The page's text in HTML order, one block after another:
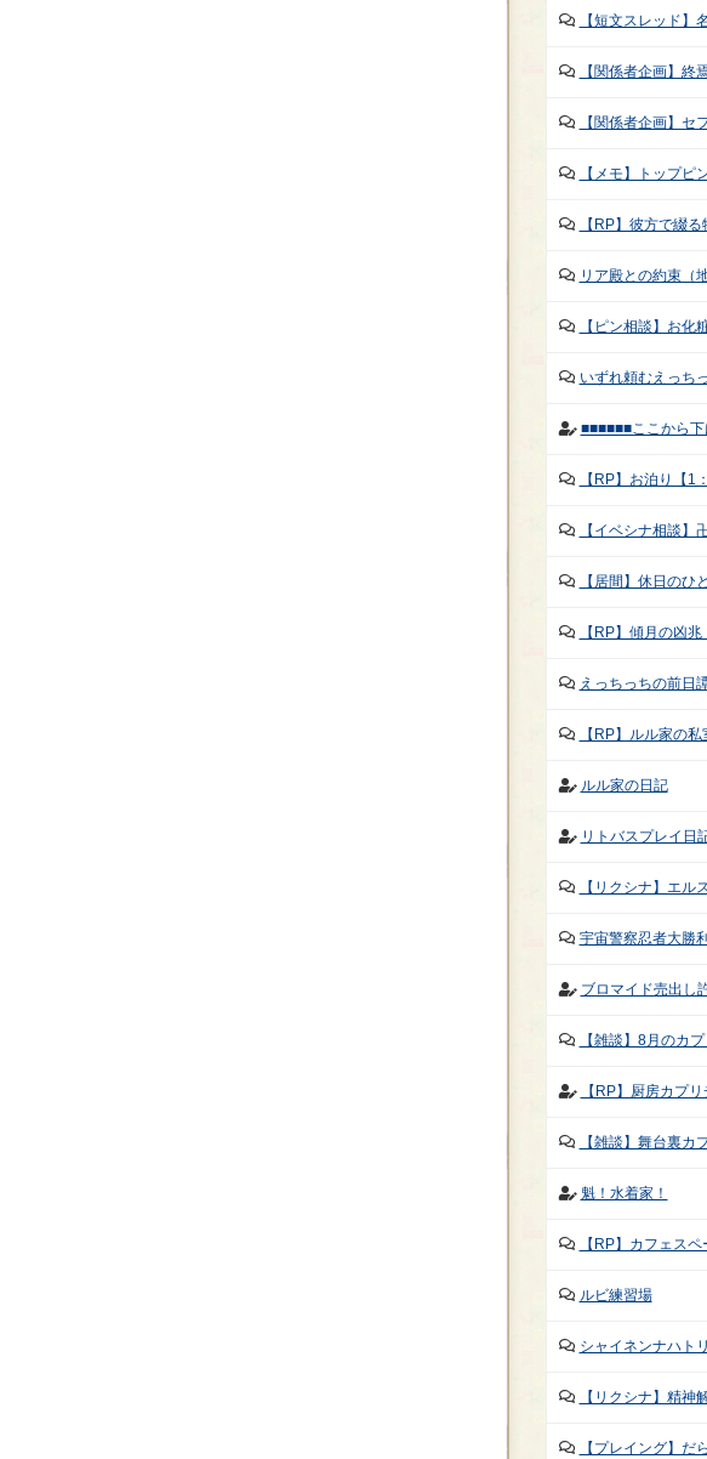
【短文スレッド】
【関係者企画】終
【関係者企画】セ
【メモ】トップピ
【RP】彼方で綴る
リア殿との約束（
【ピン相談】お化
いずれ頼むえっち
■■■■■■ここから
【RP】お泊り【1：
【イベシナ相談】
【居間】休日のひ
【RP】傾月の凶兆
えっちっちの前日
【RP】ルル家の私
ルル家の日記
リトバスプレイ日
【リクシナ】エル
宇宙警察忍者大勝
ブロマイド売出し
【雑談】8月のカ
【RP】厨房カプリ
【雑談】舞台裏カ
魁！水着家！
【RP】カフェスペ
ルビ練習場
シャイネンナハト
【リクシナ】精神
【プレイング】だ